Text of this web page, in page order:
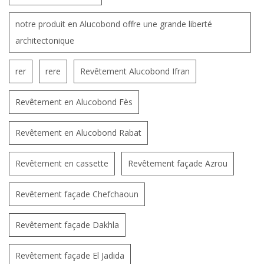
notre produit en Alucobond offre une grande liberté
architectonique
rer rere Revêtement Alucobond Ifran
Revêtement en Alucobond Fès
Revêtement en Alucobond Rabat
Revêtement en cassette Revêtement façade Azrou
Revêtement façade Chefchaoun
Revêtement façade Dakhla
Revêtement façade El Jadida